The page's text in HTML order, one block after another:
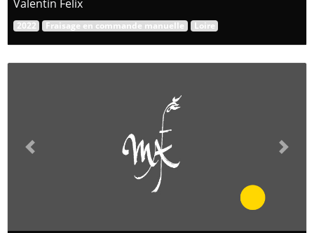
Valentin Felix
2022 Fraisage en commande manuelle Loire
Previous Next